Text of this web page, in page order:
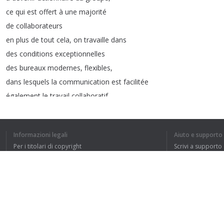
ce qui est offert à une majorité
de collaborateurs
en plus de tout cela, on travaille dans
des conditions exceptionnelles
des bureaux modernes, flexibles,
dans lesquels la communication est facilitée
également le travail collaboratif
Informazioni legali
Per i titolari di copyright
Aiuto e supporto
Scrivi a supporto